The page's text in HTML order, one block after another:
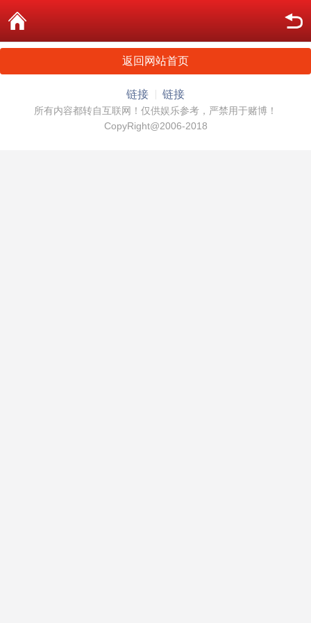
返回网站首页
链接 链接
所有内容都转自互联网！仅供娱乐参考，严禁用于赌博！
CopyRight@2006-2018